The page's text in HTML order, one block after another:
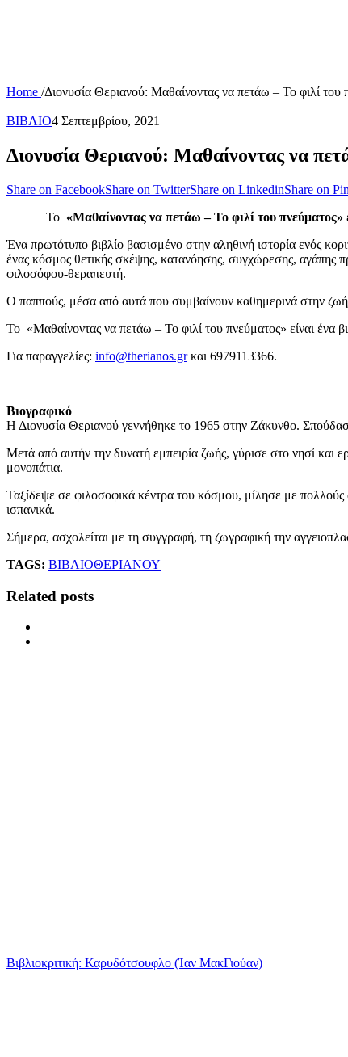
Home /Διονυσία Θεριανού: Μαθαίνοντας να πετάω – Το φιλί του
ΒΙΒΛΙΟ4 Σεπτεμβρίου, 2021
Διονυσία Θεριανού: Μαθαίνοντας να
Share on FacebookShare on TwitterShare on LinkedinShare on
Το «Μαθαίνοντας να πετάω – Το φιλί του πνεύματος»
Ένα πρωτότυπο βιβλίο βασισμένο στην αληθινή ιστορία ενός
ένας κόσμος θετικής σκέψης, κατανόησης, συγχώρεσης, αγάπης
φιλοσόφου-θεραπευτή.
Ο παππούς, μέσα από αυτά που συμβαίνουν καθημερινά στην ζωή
Το «Μαθαίνοντας να πετάω – Το φιλί του πνεύματος» είναι ένα
Για παραγγελίες: info@therianos.grκαι 6979113366.
Βιογραφικό
Η Διονυσία Θεριανού γεννήθηκε το 1965 στην Ζάκυνθο.
Μετά από αυτήν την δυνατή εμπειρία ζωής, γύρισε στο νησί και
μονοπάτια.
Ταξίδεψε σε φιλοσοφικά κέντρα του κόσμου, μίλησε με πολλούς
ισπανικά.
Σήμερα, ασχολείται με τη συγγραφή, τη ζωγραφική την
TAGS: ΒΙΒΛΙΟΘΕΡΙΑΝΟΥ
Related posts
Βιβλιοκριτική: Καρυδότσουφλο (Ίαν ΜακΓιούαν)